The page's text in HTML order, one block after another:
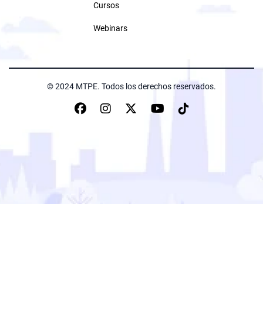
Cursos
Webinars
© 2024 MTPE. Todos los derechos reservados.